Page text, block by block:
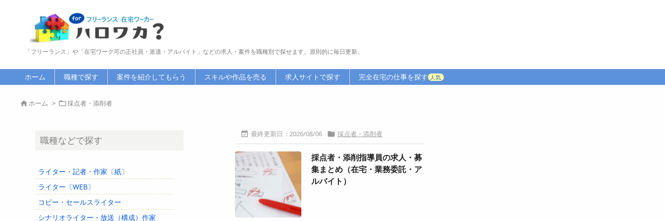
「フリーランス」や「在宅ワーク可の正社員・派遣・アルバイト」などの求人・案件を職種別で探せます。原則的に毎日更新。
ホーム 職種で探す 案件を紹介してもらう スキルや作品を売る 求人サイトで探す 完全在宅の仕事を探す 人気
ホーム > 採点者・添削者
 2026/08/06  採点者・添削者
採点者・添削指導員の求人・募
集まとめ（在宅・業務委託・ア
ルバイト）
職種などで探す
ライター・記者・作家〔紙〕
ライター〔WEB〕
コピー・セールスライター
シナリオライター・放送（構成）作家